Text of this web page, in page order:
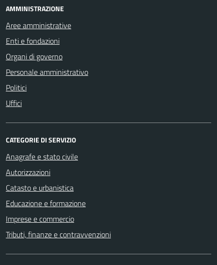
AMMINISTRAZIONE
Aree amministrative
Enti e fondazioni
Organi di governo
Personale amministrativo
Politici
Uffici
CATEGORIE DI SERVIZIO
Anagrafe e stato civile
Autorizzazioni
Catasto e urbanistica
Educazione e formazione
Imprese e commercio
Tributi, finanze e contravvenzioni